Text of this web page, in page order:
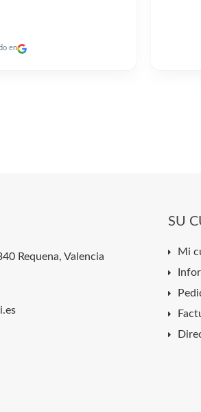
en
Requena, Valencia
SU
Mi